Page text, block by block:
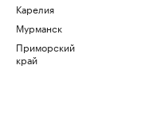
Карелия
Мурманск
Приморский
край